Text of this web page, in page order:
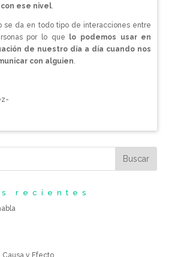
ese nivel.
se da en todo tipo de interacciones entre
por lo que
lo podemos usar en
de nuestro día a día cuando nos
con alguien
recientes
Causa y Efecto